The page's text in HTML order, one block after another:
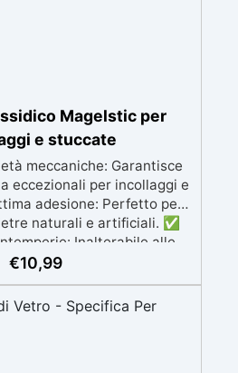
Magelstic per
e stuccate
meccaniche: Garantisce
eccezionali per incollaggi e
adesione: Perfetto per
naturali e artificiali. ✅
Inalterabile alle
e resistente agli UV. ✅
di colature. ✅ Facile da
semplice con rapporto
risultati ottimali.
€10,99